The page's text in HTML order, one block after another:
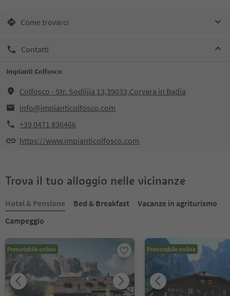
Come trovarci
Contatti
Impianti Colfosco
Colfosco - Str. Sodlijia 13,39033,Corvara in Badia
info@impianticolfosco.com
+39 0471 836466
https://www.impianticolfosco.com
Trova il tuo alloggio nelle vicinanze
Hotel & Pensione Bed & Breakfast
Vacanze in agriturismo
Campeggio
Prenotabile online Prenotabile online